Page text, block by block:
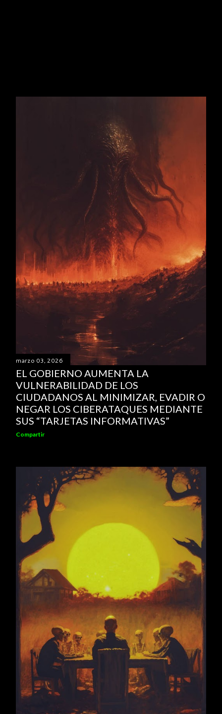
marzo 03, 2026
EL GOBIERNO AUMENTA LA
VULNERABILIDAD DE LOS
CIUDADANOS AL MINIMIZAR, EVADIR O
NEGAR LOS CIBERATAQUES MEDIANTE
SUS “TARJETAS INFORMATIVAS”
Compartir